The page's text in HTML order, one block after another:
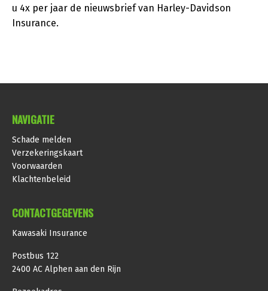
u 4x per jaar de nieuwsbrief van Harley-Davidson
Insurance.
NAVIGATIE
Schade melden
Verzekeringskaart
Voorwaarden
Klachtenbeleid
CONTACTGEGEVENS
Kawasaki Insurance
Postbus 122
2400 AC Alphen aan den Rijn